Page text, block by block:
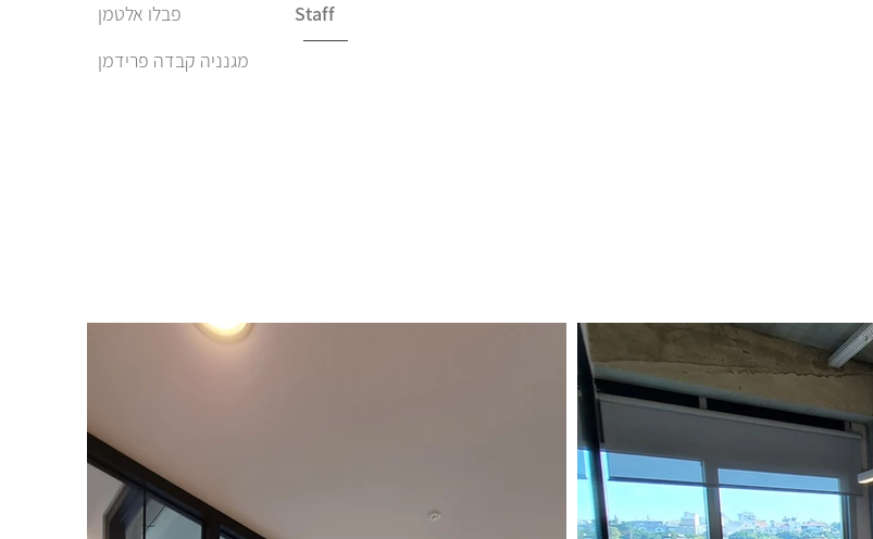
פבלו אלטמן
מגנניה קבדה פרידמן
Staff